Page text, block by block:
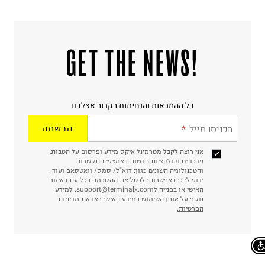
!GET THE NEWS
כל ההמראות והנחיתות בקרוב אצלכם
הכניסו מייל הרשמה
אני רוצה לקבל מטרמינל איקס מידע ופרסום על הטבות,
עדכונים וקולקציות חדשות באמצעי התקשרות
והטכנולוגיה השונים כגון: דוא"ל/ סמס/ וואטסאפ ועוד.
ידוע לי כי באפשרותי לבטל את ההסכמה בכל עת באיזור
האישי או בפנייה לsupport@terminalx.com. למידע
נוסף על אופן השימוש במידע האישי ראו את מדיניות
הפרטיות.